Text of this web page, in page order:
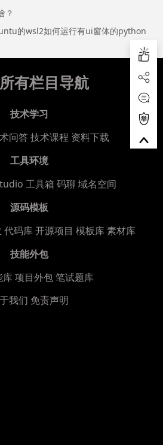
？
的wsl2如何运行有ui窗体的python
有栏目导航
技术学习
问答技术课程 资料下载
工具环境
工具箱 码聊 域名空间
源码模板
代码库 开源项目 模板库 素材库
技能外包
库项目外包笔试题库
我们 免责声明